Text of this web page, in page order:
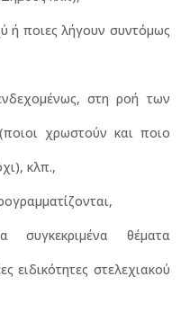
ή ποιες λήγουν συντόμως
στη ροή των
χρωστούν και ποιο
κλπ.,
θέματα
ειδικότητες στελεχιακού